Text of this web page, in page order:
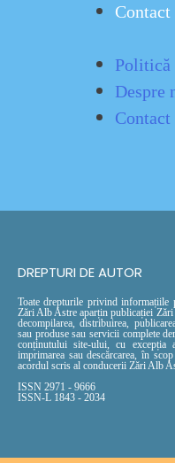
Contact
Politică
Despre
Contact
DREPTURI DE AUTOR
Toate drepturile privind informațiile
Zări Alb Astre aparțin publicației Zări
decompilarea, distribuirea,
sau produse sau servicii complete
conținutului site-ului, cu excepția
imprimarea sau descărcarea, în
acordul scris al conducerii Zări Alb
ISSN 2971 - 9666
ISSN-L 1843 - 2034